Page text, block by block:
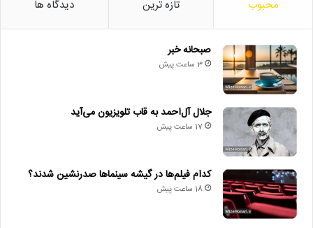
محبوب تازه ترین دیدگاه ها
صبحانه خبر
3 ساعت پیش
جلال آل‌احمد به قاب تلویزیون می‌آید
17 ساعت پیش
کدام فیلم‌ها در گیشه سینماها صدرنشین شدند؟
18 ساعت پیش